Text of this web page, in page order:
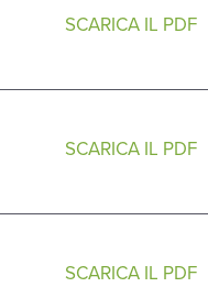
SCARICA IL PDF
SCARICA IL PDF
SCARICA IL PDF